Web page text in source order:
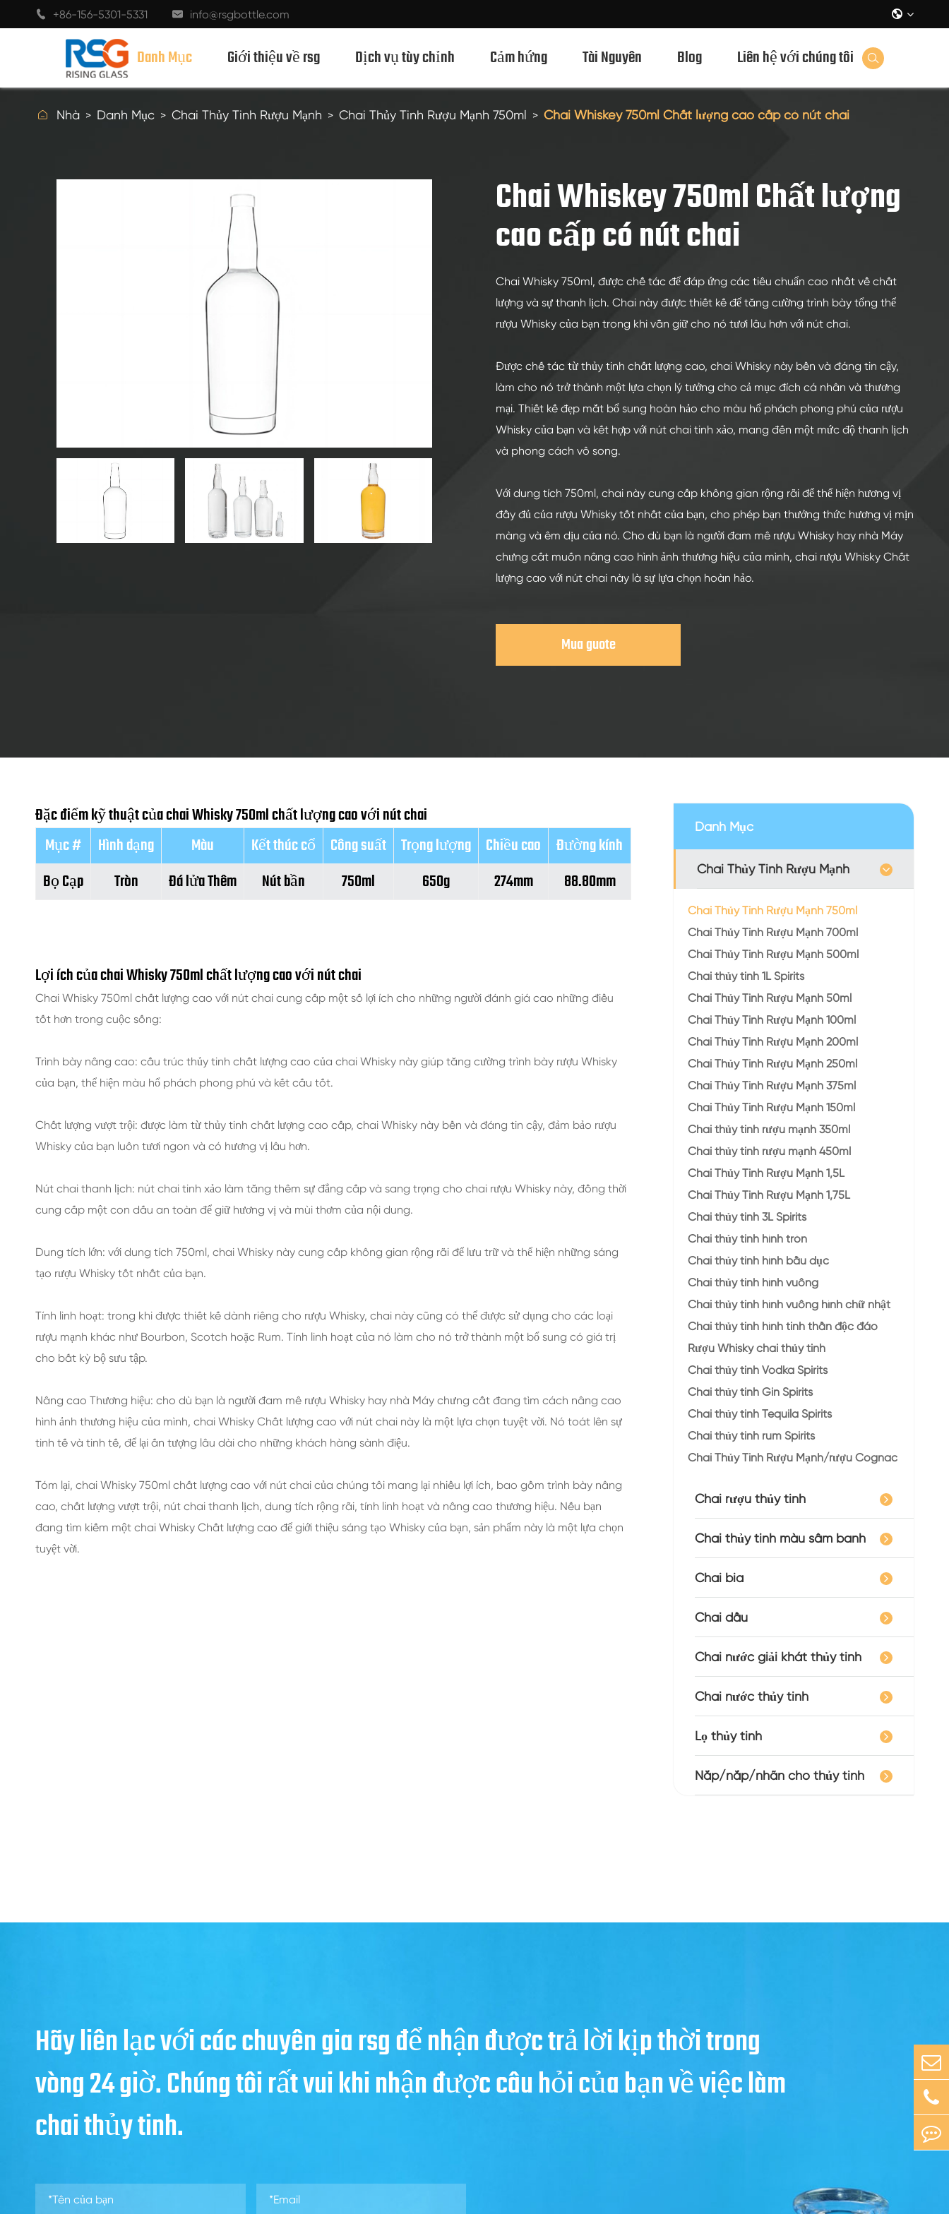
 +86-156-5301-5331  info@rsgbottle.com 
Danh Mục
CHAI RƯỢU THỦY TINH
CHAI NƯỚC GIẢI KHÁT THỦY TINH
NẮP/NẮP/NHÃN CHO THỦY TINH
Chai Thủy Tinh Rượu Mạnh 700ml
Giới thiệu về rsg Dịch vụ tùy chỉnh Cảm hứng Tài Nguyên Blog Liên hệ với chúng tôi 
 Nhà Danh Mục Chai Thủy Tinh Rượu Mạnh Chai Thủy Tinh Rượu Mạnh 750ml Chai Whiskey 750ml Chất lượng cao cấp có nút chai
Chai Whiskey 750ml Chất lượng
cao cấp có nút chai
Chai Whisky 750ml, được chế tác để đáp ứng các tiêu chuẩn cao nhất về chất
lượng và sự thanh lịch. Chai này được thiết kế để tăng cường trình bày tổng thể
rượu Whisky của bạn trong khi vẫn giữ cho nó tươi lâu hơn với nút chai.
Được chế tác từ thủy tinh chất lượng cao, chai Whisky này bền và đáng tin cậy,
làm cho nó trở thành một lựa chọn lý tưởng cho cả mục đích cá nhân và thương
mại. Thiết kế đẹp mắt bổ sung hoàn hảo cho màu hổ phách phong phú của rượu
Whisky của bạn và kết hợp với nút chai tinh xảo, mang đến một mức độ thanh lịch
và phong cách vô song.
Với dung tích 750ml, chai này cung cấp không gian rộng rãi để thể hiện hương vị
đầy đủ của rượu Whisky tốt nhất của bạn, cho phép bạn thưởng thức hương vị mịn
màng và êm dịu của nó. Cho dù bạn là người đam mê rượu Whisky hay nhà Máy
chưng cất muốn nâng cao hình ảnh thương hiệu của mình, chai rượu Whisky Chất
lượng cao với nút chai này là sự lựa chọn hoàn hảo.
Mua guote
Đặc điểm kỹ thuật của chai Whisky 750ml chất lượng cao với nút chai
Mục #
Hình dạng Màu Kết thúc cổ Công suất Trọng lượng Chiều cao
Đường kính
Bọ Cạp
Tròn Đá lửa Thêm Nút bần 750ml 650g 274mm 88.80mm
Lợi ích của chai Whisky 750ml chất lượng cao với nút chai
Chai Whisky 750ml chất lượng cao với nút chai cung cấp một số lợi ích cho những người đánh giá cao những điều
tốt hơn trong cuộc sống:
Trình bày nâng cao: cấu trúc thủy tinh chất lượng cao của chai Whisky này giúp tăng cường trình bày rượu Whisky
của bạn, thể hiện màu hổ phách phong phú và kết cấu tốt.
Chất lượng vượt trội: được làm từ thủy tinh chất lượng cao cấp, chai Whisky này bền và đáng tin cậy, đảm bảo rượu
Whisky của bạn luôn tươi ngon và có hương vị lâu hơn.
Nút chai thanh lịch: nút chai tinh xảo làm tăng thêm sự đẳng cấp và sang trọng cho chai rượu Whisky này, đồng thời
cung cấp một con dấu an toàn để giữ hương vị và mùi thơm của nội dung.
Dung tích lớn: với dung tích 750ml, chai Whisky này cung cấp không gian rộng rãi để lưu trữ và thể hiện những sáng
tạo rượu Whisky tốt nhất của bạn.
Tính linh hoạt: trong khi được thiết kế dành riêng cho rượu Whisky, chai này cũng có thể được sử dụng cho các loại
rượu mạnh khác như Bourbon, Scotch hoặc Rum. Tính linh hoạt của nó làm cho nó trở thành một bổ sung có giá trị
cho bất kỳ bộ sưu tập.
Nâng cao Thương hiệu: cho dù bạn là người đam mê rượu Whisky hay nhà Máy chưng cất đang tìm cách nâng cao
hình ảnh thương hiệu của mình, chai Whisky Chất lượng cao với nút chai này là một lựa chọn tuyệt vời. Nó toát lên sự
tinh tế và tinh tế, để lại ấn tượng lâu dài cho những khách hàng sành điệu.
Tóm lại, chai Whisky 750ml chất lượng cao với nút chai của chúng tôi mang lại nhiều lợi ích, bao gồm trình bày nâng
cao, chất lượng vượt trội, nút chai thanh lịch, dung tích rộng rãi, tính linh hoạt và nâng cao thương hiệu. Nếu bạn
đang tìm kiếm một chai Whisky Chất lượng cao để giới thiệu sáng tạo Whisky của bạn, sản phẩm này là một lựa chọn
tuyệt vời.
Danh Mục
Chai Thủy Tinh Rượu Mạnh
Chai Thủy Tinh Rượu Mạnh 750ml
Chai Thủy Tinh Rượu Mạnh 700ml
Chai Thủy Tinh Rượu Mạnh 500ml
Chai thủy tinh 1L Spirits
Chai Thủy Tinh Rượu Mạnh 50ml
Chai Thủy Tinh Rượu Mạnh 100ml
Chai Thủy Tinh Rượu Mạnh 200ml
Chai Thủy Tinh Rượu Mạnh 250ml
Chai Thủy Tinh Rượu Mạnh 375ml
Chai Thủy Tinh Rượu Mạnh 150ml
Chai thủy tinh rượu mạnh 350ml
Chai thủy tinh rượu mạnh 450ml
Chai Thủy Tinh Rượu Mạnh 1,5L
Chai Thủy Tinh Rượu Mạnh 1,75L
Chai thủy tinh 3L Spirits
Chai thủy tinh hình tròn
Chai thủy tinh hình bầu dục
Chai thủy tinh hình vuông
Chai thủy tinh hình vuông hình chữ nhật
Chai thủy tinh hình tinh thần độc đáo
Rượu Whisky chai thủy tinh
Chai thủy tinh Vodka Spirits
Chai thủy tinh Gin Spirits
Chai thủy tinh Tequila Spirits
Chai thủy tinh rum Spirits
Chai Thủy Tinh Rượu Mạnh/rượu Cognac
Chai rượu thủy tinh
Chai thủy tinh màu sâm banh
Chai bia
Chai dầu
Chai nước giải khát thủy tinh
Chai nước thủy tinh
Lọ thủy tinh
Nắp/nắp/nhãn cho thủy tinh
Hãy liên lạc với các chuyên gia rsg để nhận được trả lời kịp thời trong
vòng 24 giờ. Chúng tôi rất vui khi nhận được câu hỏi của bạn về việc làm
chai thủy tinh.